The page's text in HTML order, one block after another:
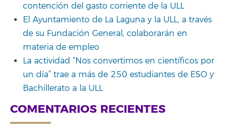
contención del gasto corriente de la ULL
El Ayuntamiento de La Laguna y la ULL, a través
de su Fundación General, colaborarán en
materia de empleo
La actividad “Nos convertimos en científicos por
un día” trae a más de 250 estudiantes de ESO y
Bachillerato a la ULL
COMENTARIOS RECIENTES